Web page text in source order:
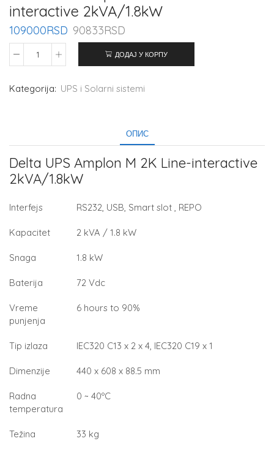
interactive 2kVA/1.8kW
109000RSD 90833RSD
ДОДАЈ У КОРПУ
Kategorija: UPS i Solarni sistemi
ОПИС
Delta UPS Amplon M 2K Line-interactive
2kVA/1.8kW
Interfejs RS232, USB, Smart slot , REPO
Kapacitet 2 kVA / 1.8 kW
Snaga 1.8 kW
Baterija 72 Vdc
Vreme
punjenja
6 hours to 90%
Tip izlaza IEC320 C13 x 2 x 4, IEC320 C19 x 1
Dimenzije 440 x 608 x 88.5 mm
Radna
temperatura
0 ~ 40ºC
Težina 33 kg